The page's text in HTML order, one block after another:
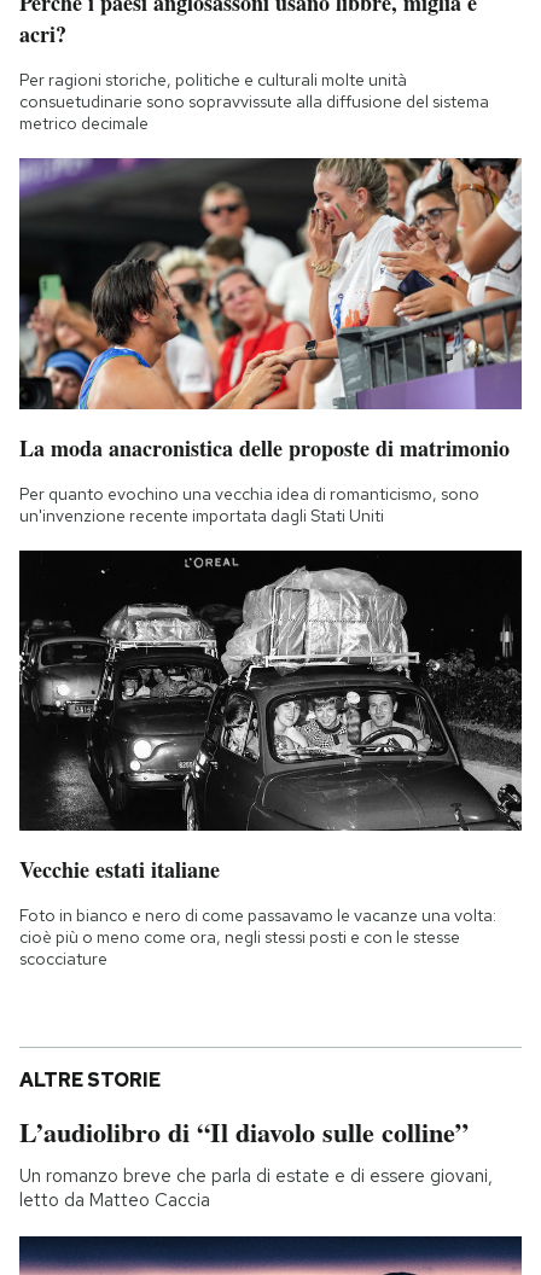
acri?
Per ragioni storiche, politiche e culturali molte unità
consuetudinarie sono sopravvissute alla diffusione del sistema
metrico decimale
La moda anacronistica delle proposte di matrimonio
Per quanto evochino una vecchia idea di romanticismo, sono
un'invenzione recente importata dagli Stati Uniti
Vecchie estati italiane
Foto in bianco e nero di come passavamo le vacanze una volta:
cioè più o meno come ora, negli stessi posti e con le stesse
scocciature
ALTRE STORIE
L’audiolibro di “Il diavolo sulle colline”
Un romanzo breve che parla di estate e di essere giovani,
letto da Matteo Caccia